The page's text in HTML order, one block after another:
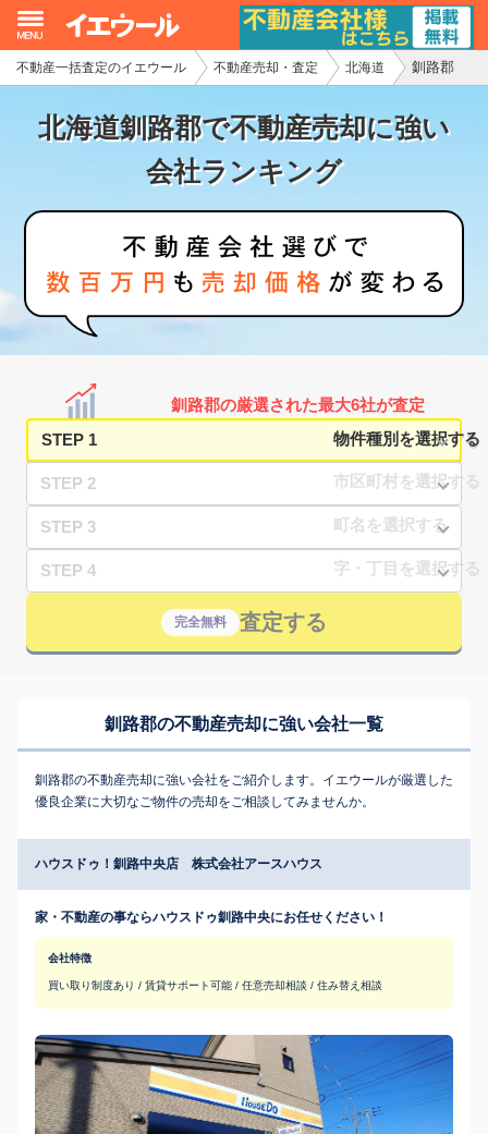
不動産一括査定のイエウール 不動産売却・査定 北海道 釧路郡
北海道釧路郡で不動産売却に強い
会社ランキング
釧路郡の厳選された最大6社が査定
STEP 1
STEP 2
STEP 3
STEP 4
完全無料 査定する
釧路郡の不動産売却に強い会社一覧
釧路郡の不動産売却に強い会社をご紹介します。イエウールが厳選した
優良企業に大切なご物件の売却をご相談してみませんか。
ハウスドゥ！釧路中央店 株式会社アースハウス
家・不動産の事ならハウスドゥ釧路中央にお任せください！
会社特徴
買い取り制度あり / 賃貸サポート可能 / 任意売却相談 / 住み替え相談
イエウール加盟希望の不動産会社様
初めての方へ
不動産の売却・一括査定
家査定シミュレーター
お問い合わせ